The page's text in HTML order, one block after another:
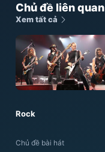
Chủ đề liên quan
Xem tất cả
Rock
Chủ đề bài hát